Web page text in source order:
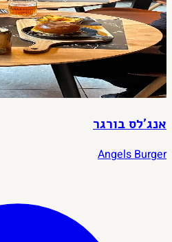
אנג'לס בורגר
Angels Burger